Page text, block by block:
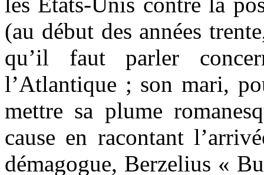
(au début des années
qu’il faut parler
l’Atlantique ; son mari,
mettre sa plume
cause en racontant
démagogue, Berzelius «